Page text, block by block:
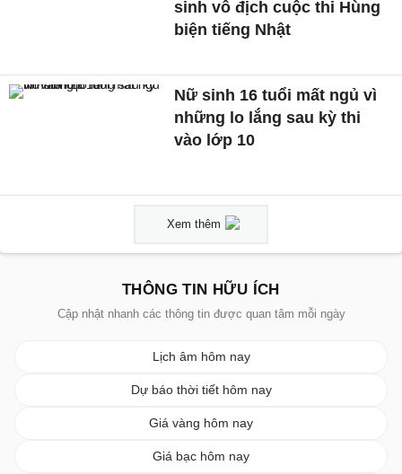
sinh vô địch cuộc thi Hùng
biện tiếng Nhật
Nữ sinh 16 tuổi mất ngủ vì
những lo lắng sau kỳ thi
vào lớp 10
Xem thêm
THÔNG TIN HỮU ÍCH
Cập nhật nhanh các thông tin được quan tâm mỗi ngày
Lịch âm hôm nay
Dự báo thời tiết hôm nay
Giá vàng hôm nay
Giá bạc hôm nay